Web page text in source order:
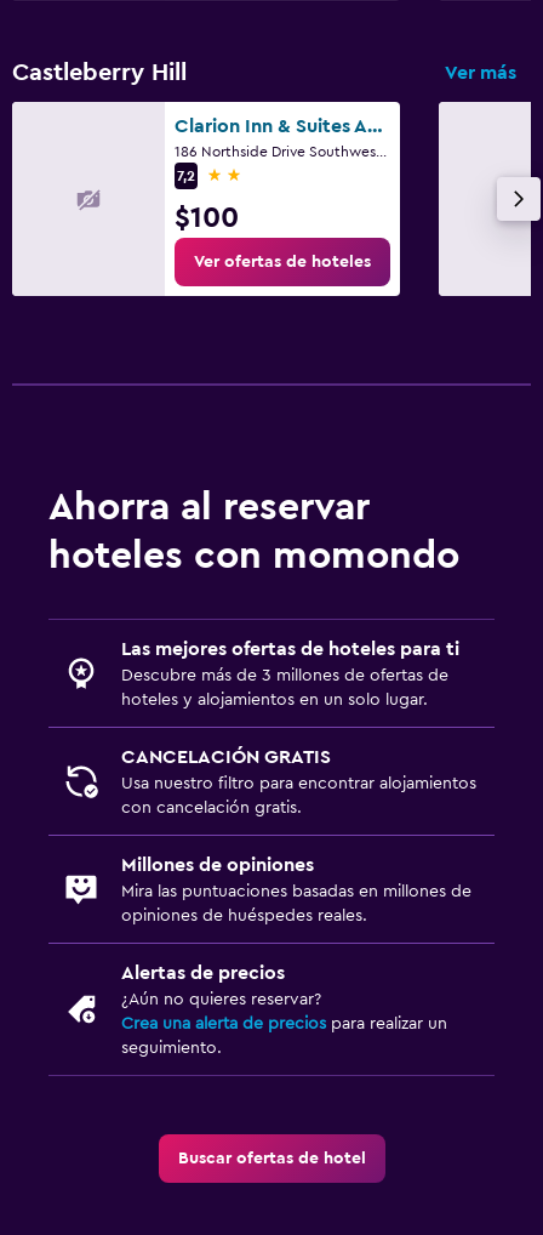
Castleberry Hill Ver más
Clarion Inn & Suites Atlanta Downtown
7,2
2 estrellas
$100
Ver ofertas de hoteles
Ahorra al reservar
hoteles con momondo
Las mejores ofertas de hoteles para ti
Descubre más de 3 millones de ofertas de
hoteles y alojamientos en un solo lugar.
CANCELACIÓN GRATIS
Usa nuestro filtro para encontrar alojamientos
con cancelación gratis.
Millones de opiniones
Mira las puntuaciones basadas en millones de
opiniones de huéspedes reales.
Alertas de precios
¿Aún no quieres reservar?
Crea una alerta de precios para realizar un
seguimiento.
Buscar ofertas de hotel